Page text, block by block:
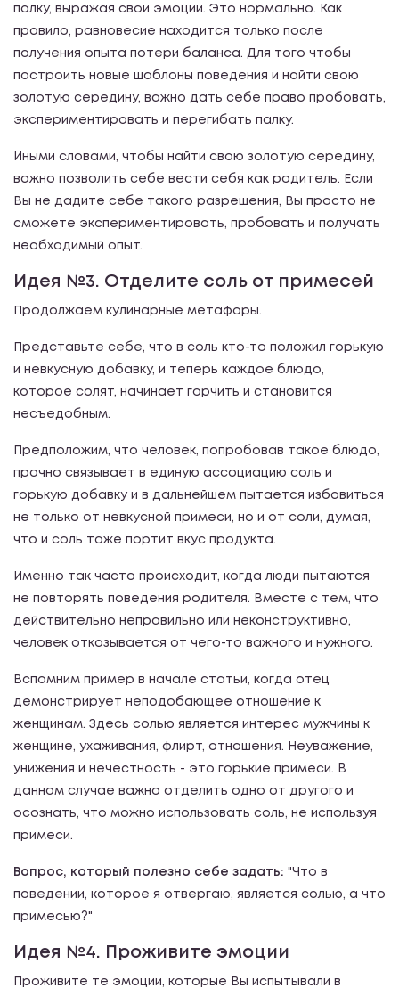
палку, выражая свои эмоции. Это нормально. Как
правило, равновесие находится только после
получения опыта потери баланса. Для того чтобы
построить новые шаблоны поведения и найти свою
золотую середину, важно дать себе право пробовать,
экспериментировать и перегибать палку.
Иными словами, чтобы найти свою золотую середину,
важно позволить себе вести себя как родитель. Если
Вы не дадите себе такого разрешения, Вы просто не
сможете экспериментировать, пробовать и получать
необходимый опыт.
Идея №3. Отделите соль от примесей
Продолжаем кулинарные метафоры.
Представьте себе, что в соль кто-то положил горькую
и невкусную добавку, и теперь каждое блюдо,
которое солят, начинает горчить и становится
несъедобным.
Предположим, что человек, попробовав такое блюдо,
прочно связывает в единую ассоциацию соль и
горькую добавку и в дальнейшем пытается избавиться
не только от невкусной примеси, но и от соли, думая,
что и соль тоже портит вкус продукта.
Именно так часто происходит, когда люди пытаются
не повторять поведения родителя. Вместе с тем, что
действительно неправильно или неконструктивно,
человек отказывается от чего-то важного и нужного.
Вспомним пример в начале статьи, когда отец
демонстрирует неподобающее отношение к
женщинам. Здесь солью является интерес мужчины к
женщине, ухаживания, флирт, отношения. Неуважение,
унижения и нечестность - это горькие примеси. В
данном случае важно отделить одно от другого и
осознать, что можно использовать соль, не используя
примеси.
Вопрос, который полезно себе задать: "Что в
поведении, которое я отвергаю, является солью, а что
примесью?"
Идея №4. Проживите эмоции
Проживите те эмоции, которые Вы испытывали в